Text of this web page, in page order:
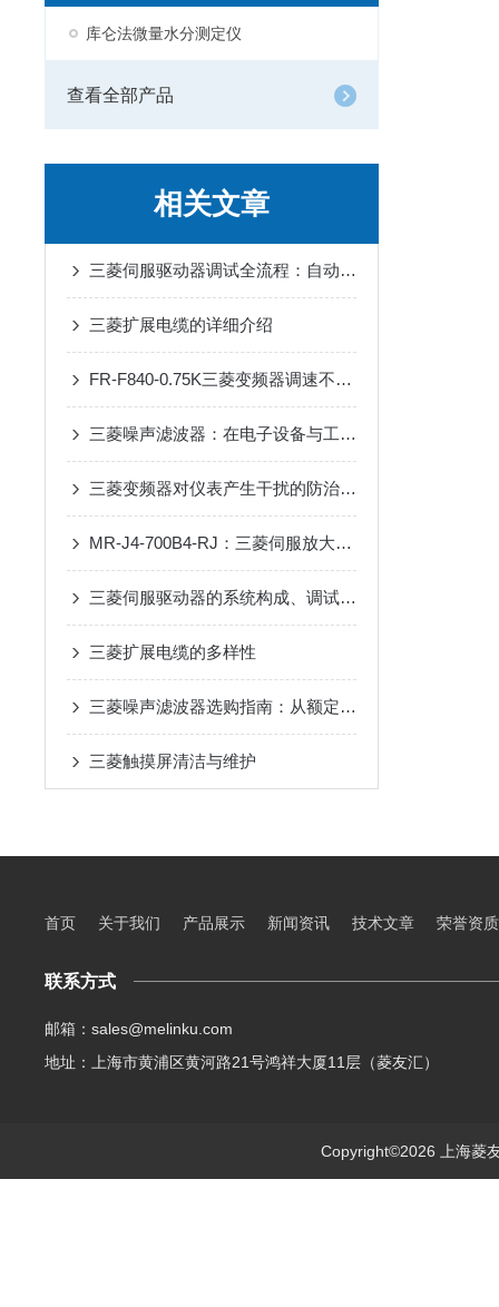
库仑法微量水分测定仪
查看全部产品
相关文章
三菱伺服驱动器调试全流程：自动增益、共振抑制参数设置详解
三菱扩展电缆的详细介绍
FR-F840-0.75K三菱变频器调速不稳？90%是这几个参数没设对
三菱噪声滤波器：在电子设备与工业自动化中实现电磁兼容性提升的关键工具
三菱变频器对仪表产生干扰的防治措施
MR-J4-700B4-RJ：三菱伺服放大器的高效能解决方案
三菱伺服驱动器的系统构成、调试流程、日常维护和常见问题处理
三菱扩展电缆的多样性
三菱噪声滤波器选购指南：从额定电流、频率范围到适配场景
三菱触摸屏清洁与维护
首页 关于我们 产品展示 新闻资讯 技术文章 荣誉资质
联系方式
邮箱：sales@melinku.com
地址：上海市黄浦区黄河路21号鸿祥大厦11层（菱友汇）
Copyright©2026 上海菱